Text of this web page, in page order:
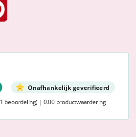
Onafhankelijk geverifieerd
beoordeling) | 0.00 productwaardering